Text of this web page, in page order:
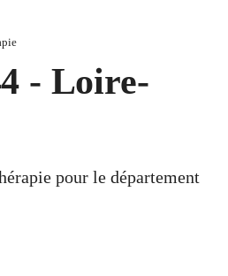
- Loire-
pour le département